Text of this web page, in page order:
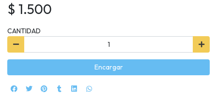
$ 1.500
CANTIDAD
Encargar